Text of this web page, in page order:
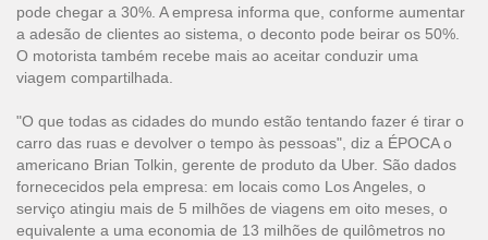
pode chegar a 30%. A empresa informa que, conforme aumentar
a adesão de clientes ao sistema, o deconto pode beirar os 50%.
O motorista também recebe mais ao aceitar conduzir uma
viagem compartilhada.
"O que todas as cidades do mundo estão tentando fazer é tirar o
carro das ruas e devolver o tempo às pessoas", diz a ÉPOCA o
americano Brian Tolkin, gerente de produto da Uber. São dados
fornececidos pela empresa: em locais como Los Angeles, o
serviço atingiu mais de 5 milhões de viagens em oito meses, o
equivalente a uma economia de 13 milhões de quilômetros no